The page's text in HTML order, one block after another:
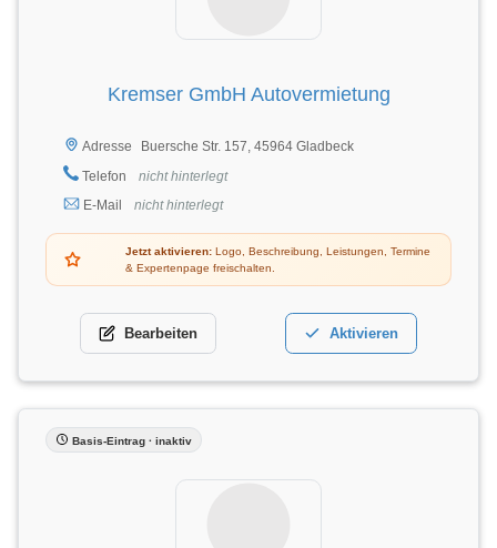
Kremser GmbH Autovermietung
Adresse
Buersche Str. 157, 45964 Gladbeck
Telefon
nicht hinterlegt
E-Mail
nicht hinterlegt
Jetzt aktivieren: Logo, Beschreibung, Leistungen, Termine
& Expertenpage freischalten.
Bearbeiten Aktivieren
Basis-Eintrag · inaktiv